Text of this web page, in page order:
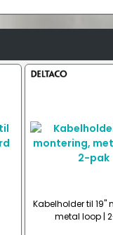
Kabelholder til 19"
metal loop |